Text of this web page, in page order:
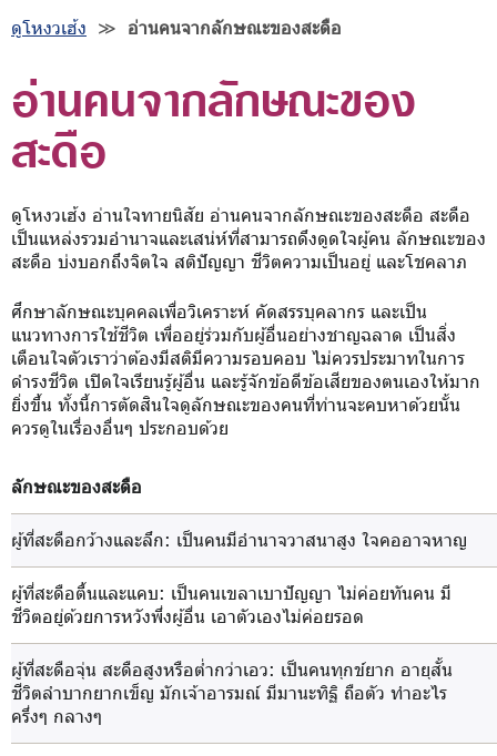
ดูโหงวเฮ้ง ≫ อ่านคนจากลักษณะของสะดือ
อ่านคนจากลักษณะของ
สะดือ
ดูโหงวเฮ้ง อ่านใจทายนิสัย อ่านคนจากลักษณะของสะดือ สะดือ
เป็นแหล่งรวมอำนาจและเสน่ห์ที่สามารถดึงดูดใจผู้คน ลักษณะของ
สะดือ บ่งบอกถึงจิตใจ สติปัญญา ชีวิตความเป็นอยู่ และโชคลาภ
ศึกษาลักษณะบุคคลเพื่อวิเคราะห์ คัดสรรบุคลากร และเป็น
แนวทางการใช้ชีวิต เพื่ออยู่ร่วมกับผู้อื่นอย่างชาญฉลาด เป็นสิ่ง
เตือนใจตัวเราว่าต้องมีสติมีความรอบคอบ ไม่ควรประมาทในการ
ดำรงชีวิต เปิดใจเรียนรู้ผู้อื่น และรู้จักข้อดีข้อเสียของตนเองให้มาก
ยิ่งขึ้น ทั้งนี้การตัดสินใจดูลักษณะของคนที่ท่านจะคบหาด้วยนั้น
ควรดูในเรื่องอื่นๆ ประกอบด้วย
ลักษณะของสะดือ
ผู้ที่สะดือกว้างและลึก: เป็นคนมีอำนาจวาสนาสูง ใจคออาจหาญ
ผู้ที่สะดือตื้นและแคบ: เป็นคนเขลาเบาปัญญา ไม่ค่อยทันคน มี
ชีวิตอยู่ด้วยการหวังพึ่งผู้อื่น เอาตัวเองไม่ค่อยรอด
ผู้ที่สะดือจุ่น สะดือสูงหรือต่ำกว่าเอว: เป็นคนทุกข์ยาก อายุสั้น
ชีวิตลำบากยากเข็ญ มักเจ้าอารมณ์ มีมานะทิฐิ ถือตัว ทำอะไร
ครึ่งๆ กลางๆ